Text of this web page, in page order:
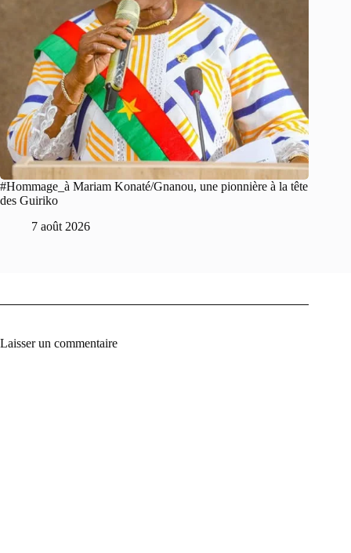
#Hommage_à Mariam Konaté/Gnanou, une pionnière à la tête
des Guiriko
7 août 2026
Laisser un commentaire